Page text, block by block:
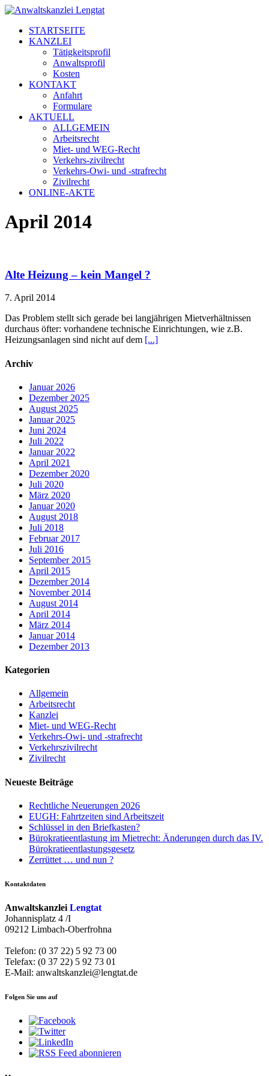
STARTSEITE
KANZLEI
Tätigkeitsprofil
Anwaltsprofil
Kosten
KONTAKT
Anfahrt
Formulare
AKTUELL
ALLGEMEIN
Arbeitsrecht
Miet- und WEG-Recht
Verkehrs-zivilrecht
Verkehrs-Owi- und -strafrecht
Zivilrecht
ONLINE-AKTE
April 2014
Alte Heizung – kein Mangel ?
7. April 2014
Das Problem stellt sich gerade bei langjährigen Mietverhältnissen
durchaus öfter: vorhandene technische Einrichtungen, wie z.B.
Heizungsanlagen sind nicht auf dem [...]
Archiv
Januar 2026
Dezember 2025
August 2025
Januar 2025
Juni 2024
Juli 2022
Januar 2022
April 2021
Dezember 2020
Juli 2020
März 2020
Januar 2020
August 2018
Juli 2018
Februar 2017
Juli 2016
September 2015
April 2015
Dezember 2014
November 2014
August 2014
April 2014
März 2014
Januar 2014
Dezember 2013
Kategorien
Allgemein
Arbeitsrecht
Kanzlei
Miet- und WEG-Recht
Verkehrs-Owi- und -strafrecht
Verkehrszivilrecht
Zivilrecht
Neueste Beiträge
Rechtliche Neuerungen 2026
EUGH: Fahrtzeiten sind Arbeitszeit
Schlüssel in den Briefkasten?
Bürokratieentlastung im Mietrecht: Änderungen durch das IV.
Bürokratieentlastungsgesetz
Zerrüttet … und nun ?
Kontaktdaten
Anwaltskanzlei Lengtat
Johannisplatz 4 /I
09212 Limbach-Oberfrohna
Telefon: (0 37 22) 5 92 73 00
Telefax: (0 37 22) 5 92 73 01
E-Mail: anwaltskanzlei@lengtat.de
Folgen Sie uns auf